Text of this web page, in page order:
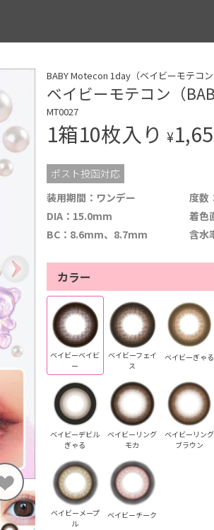
BABY Motecon 1day（ベイビーモテコン
ベイビーモテコン（
MT0027
1箱10枚入り ¥
ポスト投函対応
装用期間：ワンデー
度数
DIA：15.0mm
着色
BC：8.6mm、8.7mm
含水
カラー
ベイビーベイビ
ー
ベイビーフェイ
ス
ベイビーぎゃる
ベイビーデビル
ぎゃる
ベイビーリング
モカ
ベイビーリング
ブラウン
ベイビーメープ
ル
ベイビーチーク